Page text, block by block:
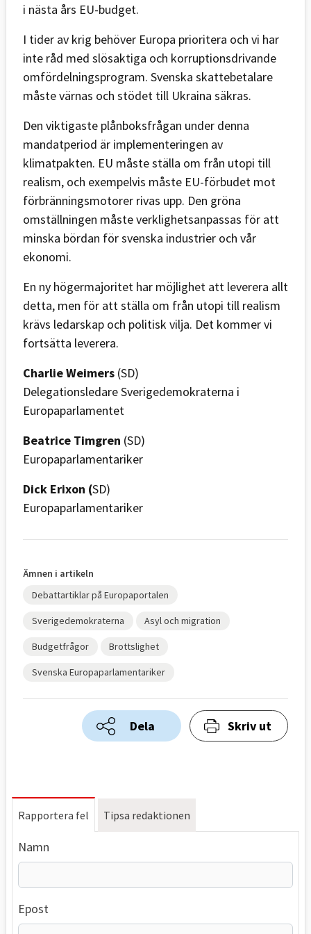
i nästa års EU-budget.
I tider av krig behöver Europa prioritera och vi har
inte råd med slösaktiga och korruptionsdrivande
omfördelningsprogram. Svenska skattebetalare
måste värnas och stödet till Ukraina säkras.
Den viktigaste plånboksfrågan under denna
mandatperiod är implementeringen av
klimatpakten. EU måste ställa om från utopi till
realism, och exempelvis måste EU-förbudet mot
förbränningsmotorer rivas upp. Den gröna
omställningen måste verklighetsanpassas för att
minska bördan för svenska industrier och vår
ekonomi.
En ny högermajoritet har möjlighet att leverera allt
detta, men för att ställa om från utopi till realism
krävs ledarskap och politisk vilja. Det kommer vi
fortsätta leverera.
Charlie Weimers (SD)
Delegationsledare Sverigedemokraterna i
Europaparlamentet
Beatrice Timgren (SD)
Europaparlamentariker
Dick Erixon (SD)
Europaparlamentariker
Ämnen i artikeln
Debattartiklar på Europaportalen
Sverigedemokraterna Asyl och migration
Budgetfrågor Brottslighet
Svenska Europaparlamentariker
Dela Skriv ut
Rapportera fel Tipsa redaktionen
Namn
Epost